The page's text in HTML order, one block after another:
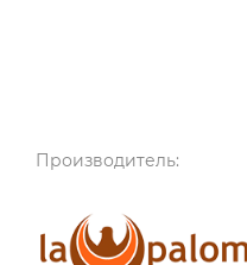
Производитель: